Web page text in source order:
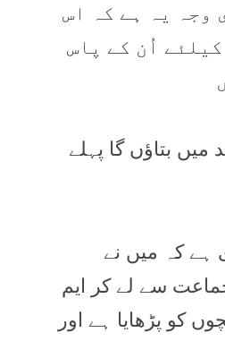
وجہ يہ ہے کہ اس
اُن کے پاس
بتاؤں گا پہلے
ہے کہ ميں نے
سے لے کر ايم
کو پڑھايا ہے اور